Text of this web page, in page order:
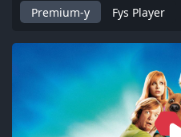
Premium-y Fys Player